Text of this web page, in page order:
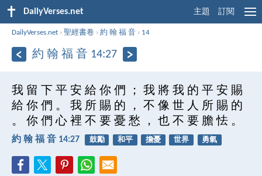
DailyVerses.net 主題 訂閱
DailyVerses.net ›聖經書卷 ›約 翰 福 音 › 14
約 翰 福 音 14:27
我 留 下 平 安 給 你 們 ； 我 將 我 的 平 安 賜
給 你 們 。 我 所 賜 的 ， 不 像 世 人 所 賜 的
。 你 們 心 裡 不 要 憂 愁 ， 也 不 要 膽 怯 。
約 翰 福 音 14:27 鼓勵 和平 擔憂 世界 勇氣